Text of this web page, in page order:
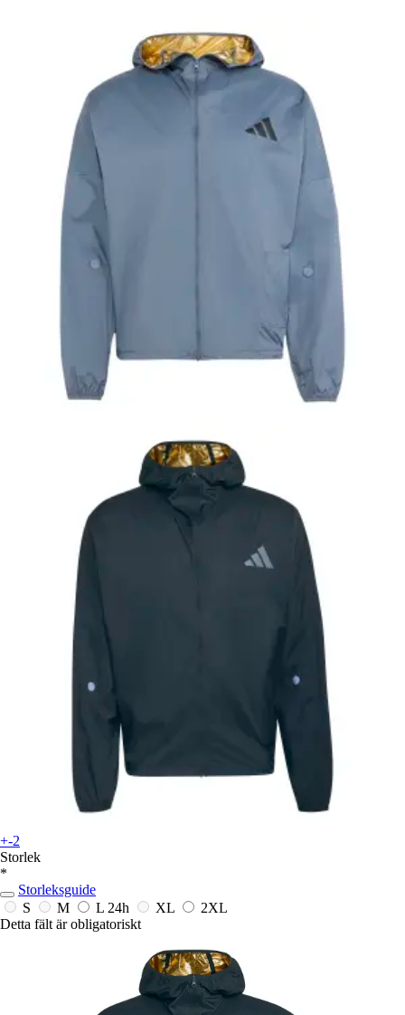
+-2
Storlek
*
Storleksguide
S
M L 24h XL
2XL
Detta fält är obligatoriskt